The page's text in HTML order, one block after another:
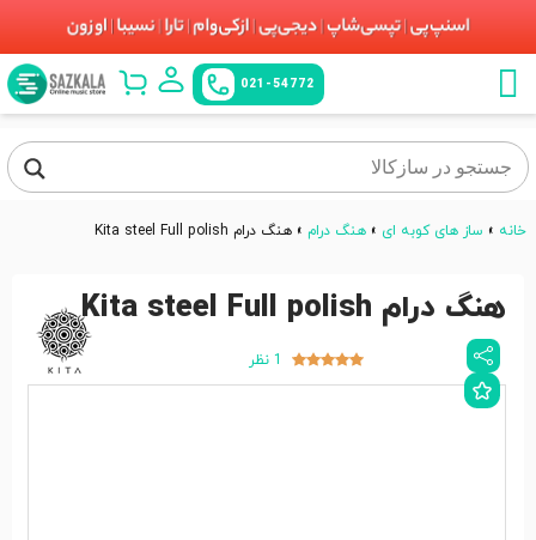
021-54772
خانه » ساز های کوبه ای » هنگ درام » هنگ درام Kita steel Full polish
هنگ درام Kita steel Full polish
1 نظر